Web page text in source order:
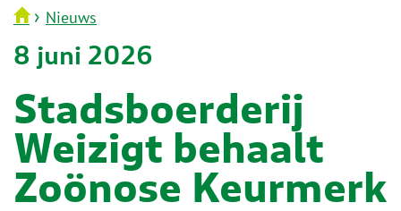
› Nieuws
8 juni 2026
Stadsboerderij
Weizigt behaalt
Zoönose Keurmerk